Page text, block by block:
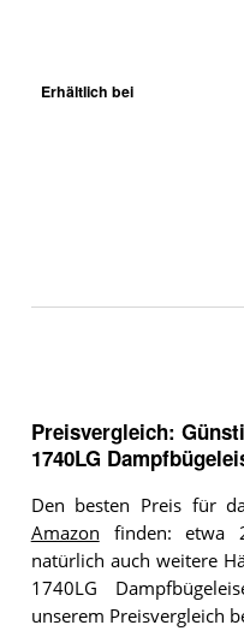
Erhältlich bei
Preisvergleich:
1740LG
Den besten Preis für
Amazon finden: etwa
natürlich auch weitere
1740LG
unserem Preisvergleich